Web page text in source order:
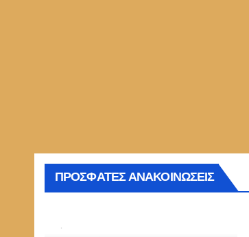
ΠΡΟΣΦΑΤΕΣ ΑΝΑΚΟΙΝΩΣΕΙΣ